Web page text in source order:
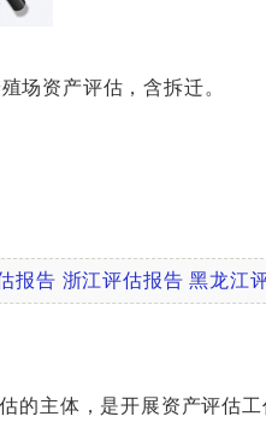
资产评估，含拆迁。
报告 浙江评估报告 黑龙江
主体，是开展资产评估工